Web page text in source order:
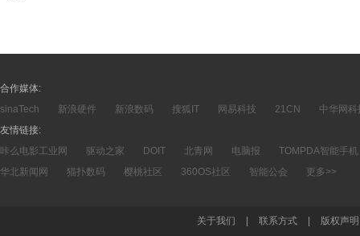
合作媒体:
sinaTech
新浪硬件 新浪数码 搜狐IT 网易科技 21CN
中华网科
友情链接:
咔么电影工业网
驱动之家 DOIT 北青网 电脑报
TOMPDA智能手机
华北新闻网
猫扑数码 樱桃社区 360OS社区 智能公会 更多>>
关于我们 联系方式 版权声明